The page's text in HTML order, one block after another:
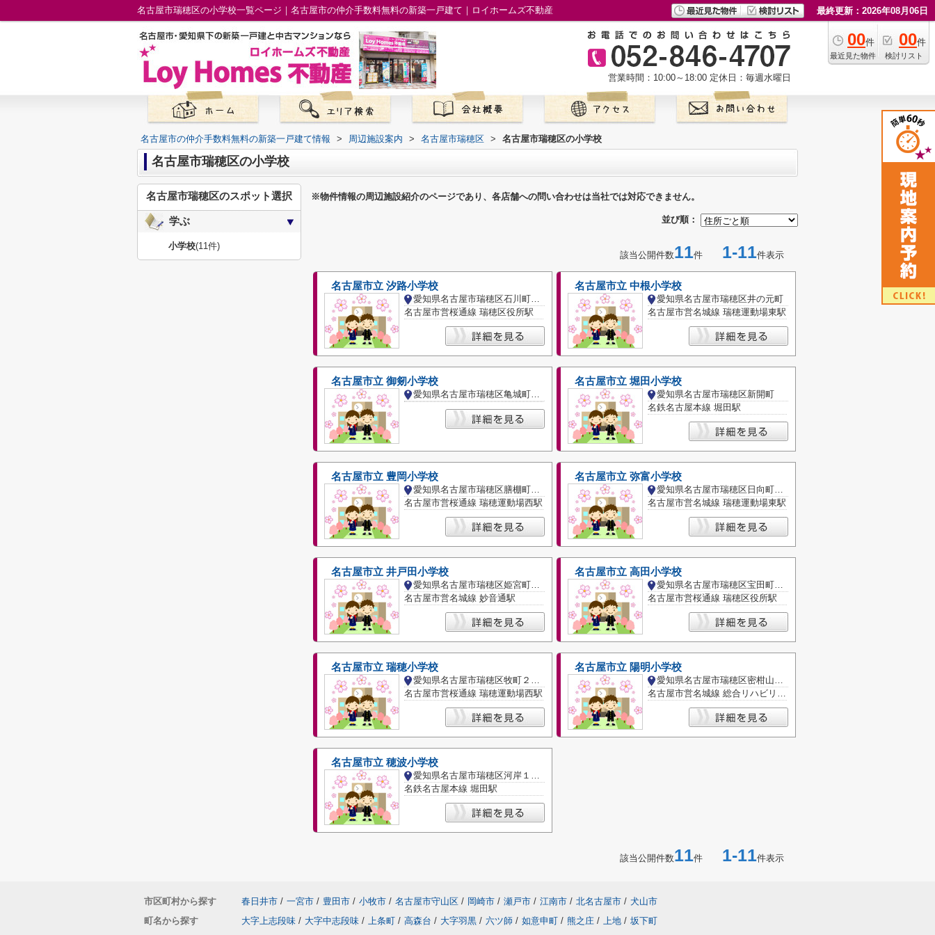
名古屋市瑞穂区の小学校一覧ページ｜名古屋市の仲介手数料無料の新築一戸建て｜ロイホームズ不動産 最終更新：2026年08月06日
00件
最近見た物件
00件
検討リスト
営業時間：10:00～18:00 定休日：毎週水曜日
名古屋市の仲介手数料無料の新築一戸建て情報 > 周辺施設案内 > 名古屋市瑞穂区 > 名古屋市瑞穂区の小学校
名古屋市瑞穂区の小学校
※物件情報の周辺施設紹介のページであり、各店舗への問い合わせは当社では対応できません。
並び順：
該当公開件数11件 1-11件表示
名古屋市立 汐路小学校
愛知県名古屋市瑞穂区石川町１丁目
名古屋市営桜通線 瑞穂区役所駅
名古屋市立 中根小学校
愛知県名古屋市瑞穂区井の元町
名古屋市営名城線 瑞穂運動場東駅
名古屋市立 御剱小学校
愛知県名古屋市瑞穂区亀城町５丁目
名古屋市立 堀田小学校
愛知県名古屋市瑞穂区新開町
名鉄名古屋本線 堀田駅
名古屋市立 豊岡小学校
愛知県名古屋市瑞穂区膳棚町３丁目
名古屋市営桜通線 瑞穂運動場西駅
名古屋市立 弥富小学校
愛知県名古屋市瑞穂区日向町４丁目
名古屋市営名城線 瑞穂運動場東駅
名古屋市立 井戸田小学校
愛知県名古屋市瑞穂区姫宮町１丁目
名古屋市営名城線 妙音通駅
名古屋市立 高田小学校
愛知県名古屋市瑞穂区宝田町４丁目
名古屋市営桜通線 瑞穂区役所駅
名古屋市立 瑞穂小学校
愛知県名古屋市瑞穂区牧町２丁目
名古屋市営桜通線 瑞穂運動場西駅
名古屋市立 陽明小学校
愛知県名古屋市瑞穂区密柑山町１丁目
名古屋市営名城線 総合リハビリセンター駅
名古屋市立 穂波小学校
愛知県名古屋市瑞穂区河岸１丁目
名鉄名古屋本線 堀田駅
該当公開件数11件 1-11件表示
名古屋市瑞穂区のスポット選択
学ぶ
小学校(11件)
市区町村から探す 春日井市 / 一宮市 / 豊田市 / 小牧市 / 名古屋市守山区 / 岡崎市 / 瀬戸市 / 江南市 / 北名古屋市 / 犬山市
町名から探す
大字上志段味 / 大字中志段味 / 上条町 / 高森台 / 大字羽黒 / 六ツ師 / 如意申町 / 熊之庄 / 上地 / 坂下町